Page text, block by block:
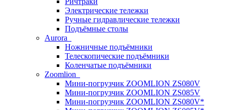
Электрические тележки
Ручные гидравлические тележки
Подъёмные столы
Aurora
Ножничные подъёмники
Телескопические подъёмники
Коленчатые подъёмники
Zoomlion
Мини-погрузчик ZOOMLION ZS080V
Мини-погрузчик ZOOMLION ZS085V
Мини-погрузчик ZOOMLION ZS080V*